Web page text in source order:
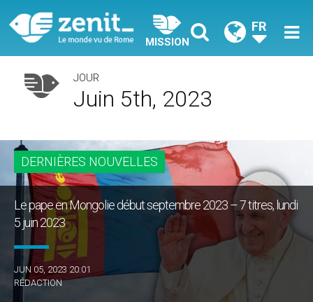
MISSION
FR
JOUR
Juin 5th, 2023
DERNIÈRES NOUVELLES
Le pape en Mongolie début septembre 2023 – 7 titres, lundi
5 juin 2023
JUN 05, 2023 20:01
RÉDACTION